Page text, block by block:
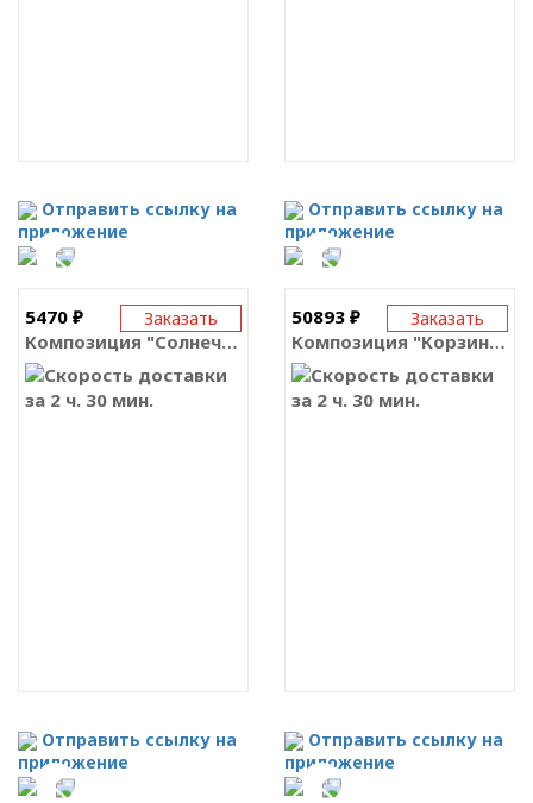
Отправить ссылку на
приложение
Отправить ссылку на
приложение
Заказать
50893 ₽
Композиция "Корзина из 101 розы"
за 2 ч. 30 мин.
Отправить ссылку на
приложение
Заказать
5470 ₽
Композиция "Солнечный зайчик"
за 2 ч. 30 мин.
Отправить ссылку на
приложение